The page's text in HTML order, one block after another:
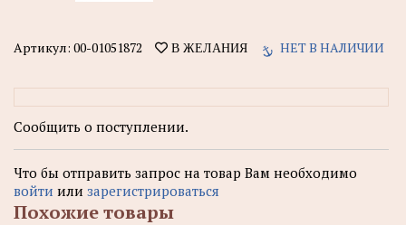
Артикул: 00-01051872 В ЖЕЛАНИЯ НЕТ В НАЛИЧИИ
Сообщить о поступлении.
Что бы отправить запрос на товар Вам необходимо
войти или зарегистрироваться
Похожие товары